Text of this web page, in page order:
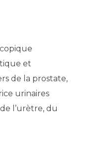
des soins
l’AP-HM
et
de la prostate,
urinaires
l’urètre, du